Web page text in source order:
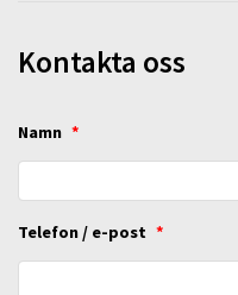
Kontakta oss
Namn *
Telefon / e-post *